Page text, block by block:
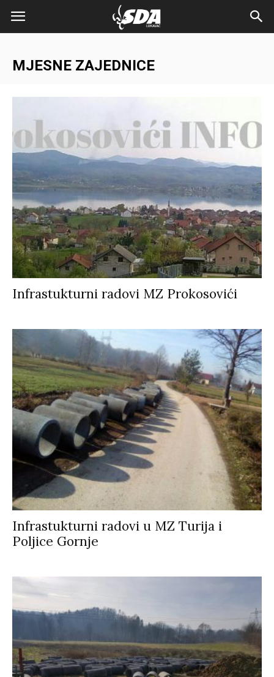
MJESNE ZAJEDNICE
Infrastukturni radovi MZ Prokosovići
Infrastukturni radovi u MZ Turija i
Poljice Gornje